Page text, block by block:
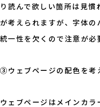
り読んで欲しい箇所は見
が考えられますが、字体
統一性を欠くので注意が必
③ウェブページの配色を考
ウェブページはメインカ